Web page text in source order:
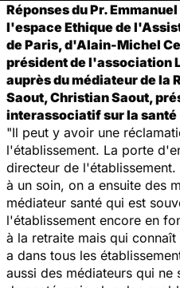
Réponses du Pr.
l'espace Ethique de
de Paris, d'Alain-Michel
président de l'association
auprès du médiateur de la
Saout, Christian Saout,
interassociatif sur la santé
"Il peut y avoir une
l'établissement. La porte
directeur de
à un soin, on a ensuite des
médiateur santé qui est
l'établissement encore en
à la retraite mais qui
a dans tous les
aussi des médiateurs qui